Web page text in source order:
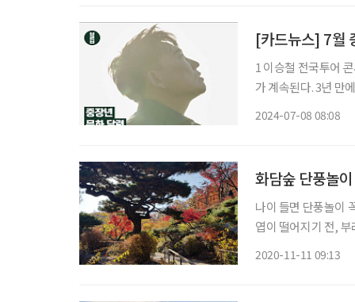
[카드뉴스] 7월
1 이승철 전국투어
가 계속된다. 3년 만
2024-07-08 08:08
화담숲 단풍놀이
나이 들면 단풍놀이
엽이 떨어지기 전,
2020-11-11 09:13